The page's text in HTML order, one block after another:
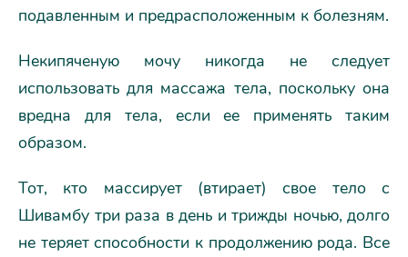
подавленным и предрасположенным к болезням.
Некипяченую мочу никогда не следует
использовать для массажа тела, поскольку она
вредна для тела, если ее применять таким
образом.
Тот, кто массирует (втирает) свое тело с
Шивамбу три раза в день и трижды ночью, долго
не теряет способности к продолжению рода. Все